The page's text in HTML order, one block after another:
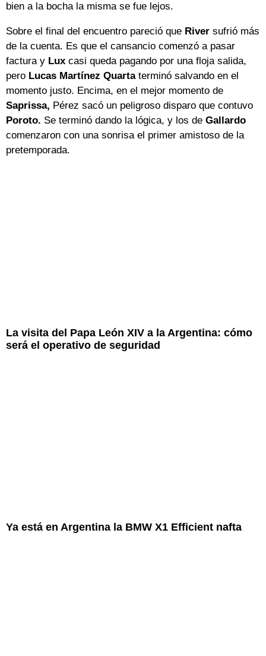
bien a la bocha la misma se fue lejos.
Sobre el final del encuentro pareció que River sufrió más
de la cuenta. Es que el cansancio comenzó a pasar
factura y Lux casi queda pagando por una floja salida,
pero Lucas Martínez Quartaterminó salvando en el
momento justo. Encima, en el mejor momento de
Saprissa, Pérez sacó un peligroso disparo que contuvo
Poroto. Se terminó dando la lógica, y los de Gallardo
comenzaron con una sonrisa el primer amistoso de la
pretemporada.
La visita del Papa León XIV a la Argentina: cómo
será el operativo de seguridad
Ya está en Argentina la BMW X1 Efficient nafta